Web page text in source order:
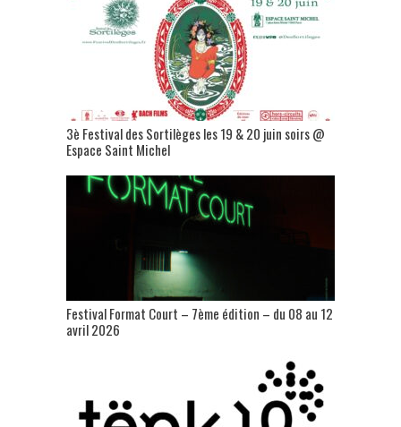
3è Festival des Sortilèges les 19 & 20 juin soirs @
Espace Saint Michel
Festival Format Court – 7ème édition – du 08 au 12
avril 2026